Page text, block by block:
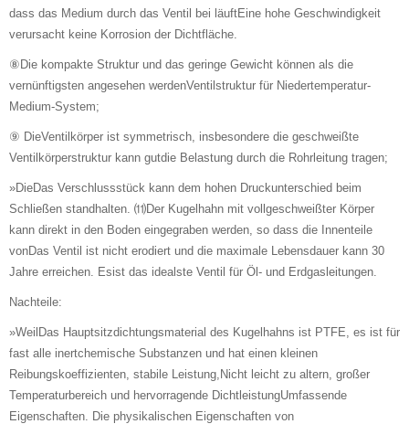
dass das Medium durch das Ventil bei läuftEine hohe Geschwindigkeit
verursacht keine Korrosion der Dichtfläche.
⑧Die kompakte Struktur und das geringe Gewicht können als die
vernünftigsten angesehen werdenVentilstruktur für Niedertemperatur-
Medium-System;
⑨ DieVentilkörper ist symmetrisch, insbesondere die geschweißte
Ventilkörperstruktur kann gutdie Belastung durch die Rohrleitung tragen;
»DieDas Verschlussstück kann dem hohen Druckunterschied beim
Schließen standhalten. ⑾Der Kugelhahn mit vollgeschweißter Körper
kann direkt in den Boden eingegraben werden, so dass die Innenteile
vonDas Ventil ist nicht erodiert und die maximale Lebensdauer kann 30
Jahre erreichen. Esist das idealste Ventil für Öl- und Erdgasleitungen.
Nachteile:
»WeilDas Hauptsitzdichtungsmaterial des Kugelhahns ist PTFE, es ist für
fast alle inertchemische Substanzen und hat einen kleinen
Reibungskoeffizienten, stabile Leistung,Nicht leicht zu altern, großer
Temperaturbereich und hervorragende DichtleistungUmfassende
Eigenschaften. Die physikalischen Eigenschaften von